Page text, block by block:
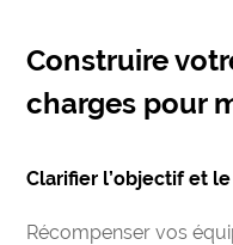
Construire
charges pour
Clarifier l’objectif et
Récompenser vos